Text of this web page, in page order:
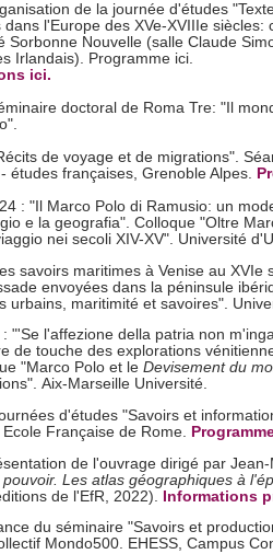
de la journée d'études
dans l'Europe des XVe-XVIIIe siècles:
Sorbonne Nouvelle (salle Claude
Irlandais). Programme ici.
ici.
doctoral de Roma Tre: "Il
de voyage et de migrations".
études françaises, Grenoble Alpes.
: "Il Marco Polo di Ramusio: un
e la geografia". Colloque "Oltre
nei secoli XIV-XV". Université
savoirs maritimes à Venise au XVIe
envoyées dans la péninsule
urbains, maritimité et savoires".
"'Se l'affezione della patria non
de touche des explorations
"Marco Polo et le Devisement du
Aix-Marseille Université.
d'études "Savoirs et
Française de Rome.
de l'ouvrage dirigé par Jean-
Les atlas géographiques à
de l'EfR, 2022). Informations
du séminaire "Savoirs et
Mondo500. EHESS, Campus